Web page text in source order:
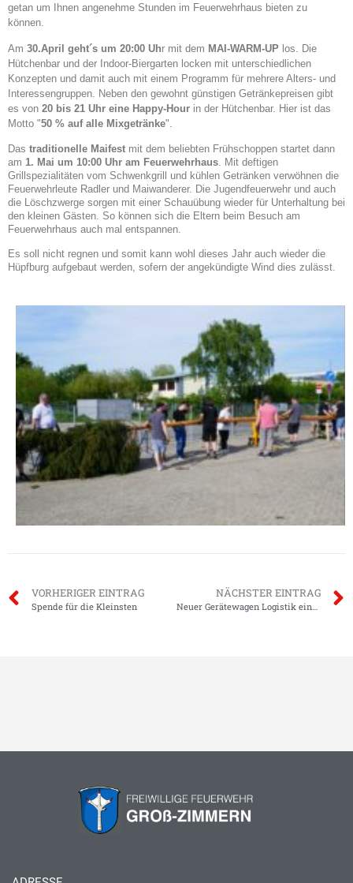
getan um Ihnen angenehme Stunden im Feuerwehrhaus bieten zu
können.
Am 30.April geht´s um 20:00 Uhr mit dem MAI-WARM-UP los. Die
Hütchenbar und der Indoor-Biergarten locken mit unterschiedlichen
Konzepten und damit auch mit einem Programm für mehrere Alters- und
Interessengruppen. Neben den gewohnt günstigen Getränkepreisen gibt
es von 20 bis 21 Uhr eine Happy-Hour in der Hütchenbar. Hier ist das
Motto "50 % auf alle Mixgetränke".
Das traditionelle Maifest mit dem beliebten Frühschoppen startet dann
am 1. Mai um 10:00 Uhr am Feuerwehrhaus . Mit deftigen
Grillspezialitäten vom Schwenkgrill und kühlen Getränken verwöhnen die
Feuerwehrleute Radler und Maiwanderer. Die Jugendfeuerwehr und auch
die Löschzwerge sorgen mit einer Schauübung wieder für Unterhaltung bei
den kleinen Gästen. So können sich die Eltern beim Besuch am
Feuerwehrhaus auch mal entspannen.
Es soll nicht regnen und somit kann wohl dieses Jahr auch wieder die
Hüpfburg aufgebaut werden, sofern der angekündigte Wind dies zulässt.
VORHERIGER EINTRAG
Spende für die Kleinsten
NÄCHSTER EINTRAG